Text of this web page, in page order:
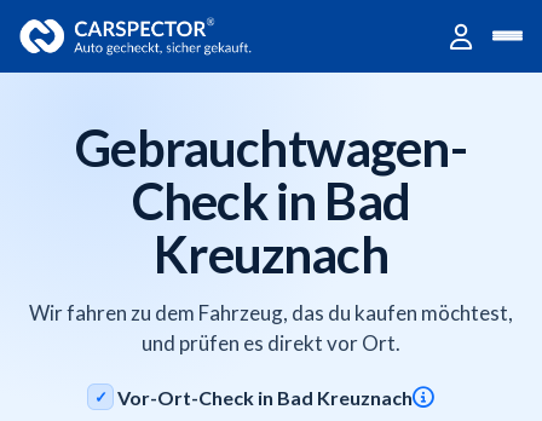
Gebrauchtwagen-
Check in Bad
Kreuznach
Wir fahren zu dem Fahrzeug, das du kaufen möchtest,
und prüfen es direkt vor Ort.
✓ Vor-Ort-Check in Bad Kreuznach